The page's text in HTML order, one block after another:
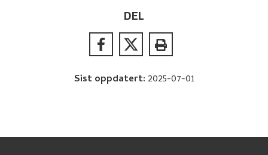
DEL
Sist oppdatert: 2025-07-01